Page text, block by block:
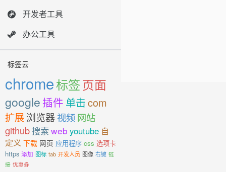
开发者工具
办公工具
标签云
chrome标签页面
google 插件 单击com
扩展浏览器 视频网站
github搜索web youtube 自
定义 下载 网页 应用程序 css 选项卡
https 添加 图标 tab 开发人员 图像 右键 链
接 优惠券